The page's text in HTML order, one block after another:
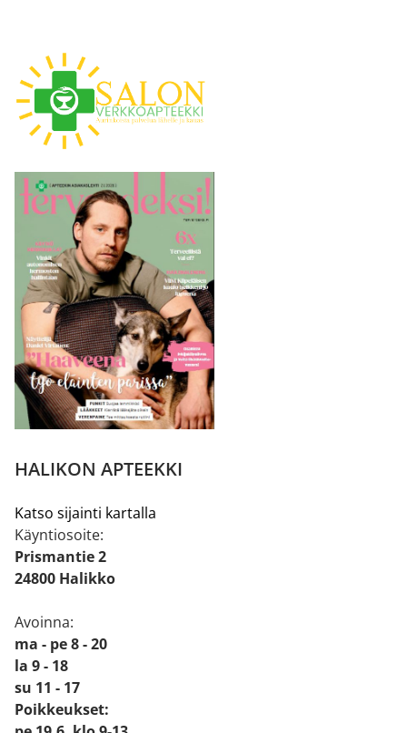
HALIKON APTEEKKI
Katso sijainti kartalla
Käyntiosoite:
Prismantie 2
24800 Halikko
Avoinna:
ma - pe 8 - 20
la 9 - 18
su 11 - 17
Poikkeukset: